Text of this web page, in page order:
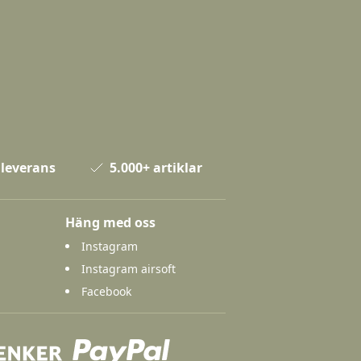
5.000+ artiklar
Häng med oss
Instagram
Instagram airsoft
Facebook